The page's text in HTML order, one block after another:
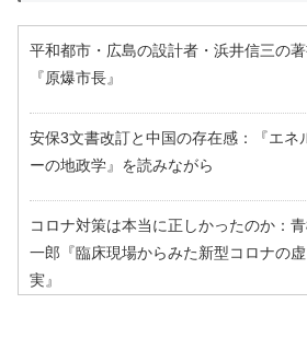
平和都市・広島の設計者・浜井信三の
『原爆市長』
安保3文書改訂と中国の存在感：『エネ
ーの地政学』を読みながら
コロナ対策は本当に正しかったのか：
一郎『臨床現場からみた新型コロナの虚
実』